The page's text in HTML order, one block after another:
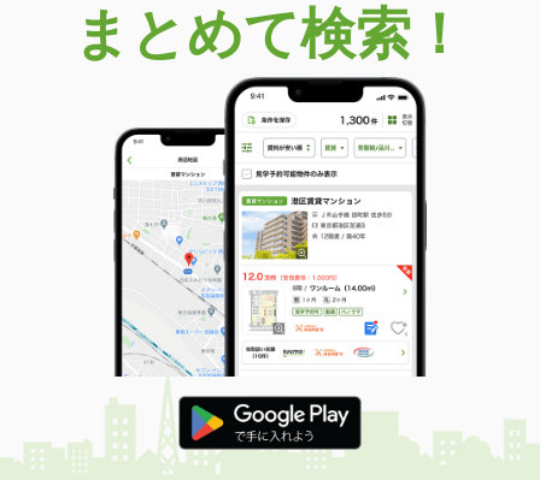
まとめて検索！